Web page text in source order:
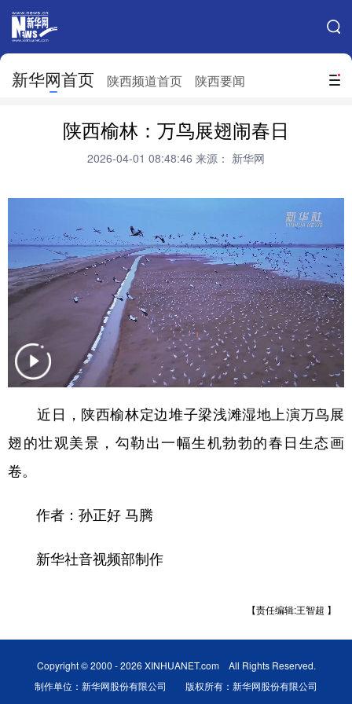
搜索
新华网首页 陕西频道首页 陕西要闻
网站地图
天津 河北
江西
山东 河南 湖北 湖南
广东 广西 海南 重庆
贵州 云南 西藏
陕西 甘肃 青海 宁夏
新疆 内蒙古 黑龙江
陕西榆林：万鸟展翅闹春日
2026-04-01 08:48:46 来源： 新华网
近日，陕西榆林定边堆子梁浅滩湿地上演万鸟展
翅的壮观美景，勾勒出一幅生机勃勃的春日生态画
卷。
作者：孙正好 马腾
新华社音视频部制作
【责任编辑:王智超 】
Copyright © 2000 - 2026 XINHUANET.com All Rights Reserved.
制作单位：新华网股份有限公司 版权所有：新华网股份有限公司